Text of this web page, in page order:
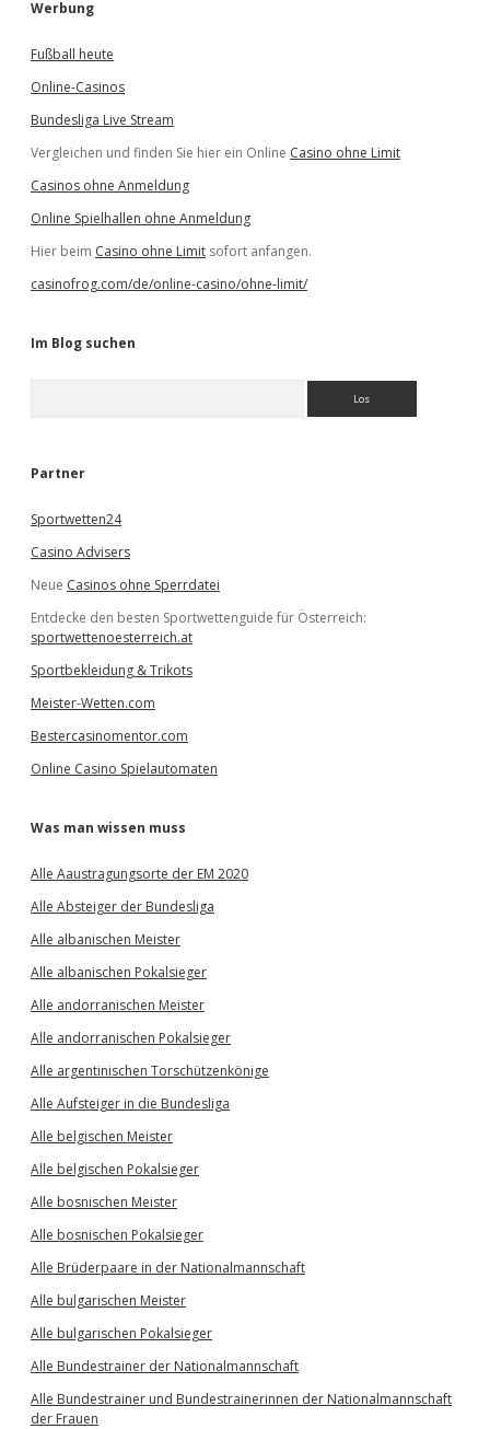
Werbung
Fußball heute
Online-Casinos
Bundesliga Live Stream
Vergleichen und finden Sie hier ein Online Casino ohne Limit
Casinos ohne Anmeldung
Online Spielhallen ohne Anmeldung
Hier beim Casino ohne Limit sofort anfangen.
casinofrog.com/de/online-casino/ohne-limit/
Im Blog suchen
e
Partner
Sportwetten24
Casino Advisers
Neue Casinos ohne Sperrdatei
Entdecke den besten Sportwettenguide für Österreich:
sportwettenoesterreich.at
Sportbekleidung & Trikots
Meister-Wetten.com
Bestercasinomentor.com
Online Casino Spielautomaten
Was man wissen muss
Alle Aaustragungsorte der EM 2020
Alle Absteiger der Bundesliga
Alle albanischen Meister
Alle albanischen Pokalsieger
Alle andorranischen Meister
Alle andorranischen Pokalsieger
Alle argentinischen Torschützenkönige
Alle Aufsteiger in die Bundesliga
Alle belgischen Meister
Alle belgischen Pokalsieger
Alle bosnischen Meister
Alle bosnischen Pokalsieger
Alle Brüderpaare in der Nationalmannschaft
Alle bulgarischen Meister
Alle bulgarischen Pokalsieger
Alle Bundestrainer der Nationalmannschaft
Alle Bundestrainer und Bundestrainerinnen der Nationalmannschaft
der Frauen